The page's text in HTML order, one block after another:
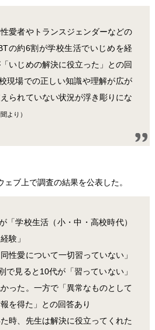
愛者やトランスジェンダーなどの
の約6割が学校生活でいじめを経
いじめの解決に役立った」との回
現場での正しい知識や理解が広が
られていない状況が浮き彫りにな
より）
ブ上で調査の結果を公表した。
「学校生活（小・中・高校時代）
験」
性愛について一切習っていない」
で見ると10代が「習っていない」
った。一方で「異常なものとして
を得た」との回答あり
時、先生は解決に役立ってくれた